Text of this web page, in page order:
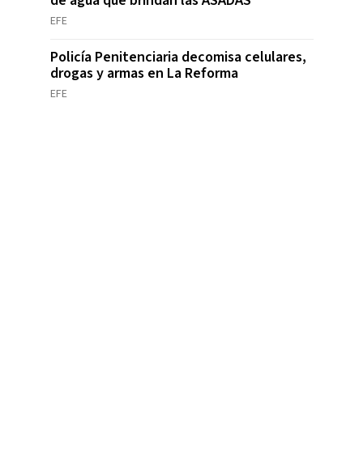
EFE
Policía Penitenciaria decomisa celulares,
drogas y armas en La Reforma
EFE